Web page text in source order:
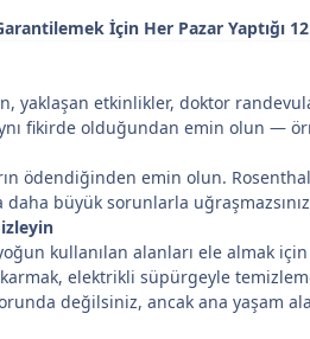
İçin Her Pazar Yaptığı
yaklaşan etkinlikler, doktor
fikirde olduğundan emin olun —
ödendiğinden emin olun.
büyük sorunlarla
kullanılan alanları ele almak
elektrikli süpürgeyle
değilsiniz, ancak ana yaşam